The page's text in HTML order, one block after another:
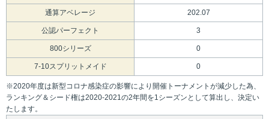
通算アベレージ 202.07
公認パーフェクト 3
800シリーズ 0
7-10スプリットメイド 0
※2020年度は新型コロナ感染症の影響により開催トーナメントが減少した為、
ランキング＆シード権は2020-2021の2年間を1シーズンとして算出し、決定い
たします。